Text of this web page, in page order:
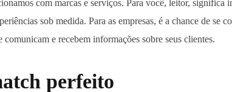
com marcas e serviços. Para você, leitor, significa
sob medida. Para as empresas, é a chance de se
e recebem informações sobre seus clientes.
perfeito